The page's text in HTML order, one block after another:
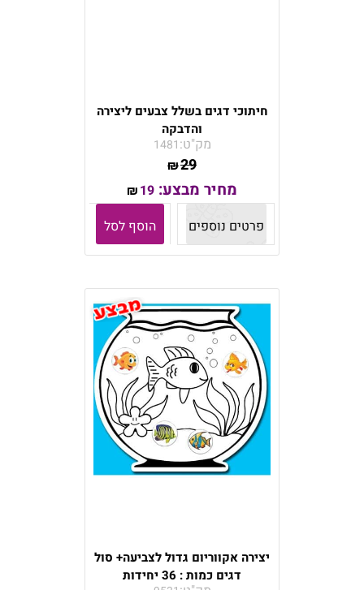
חיתוכי דגים בשלל צבעים ליצירה
והדבקה
מק"ט:1481
₪29
מחיר מבצע: ₪19
פרטים נוספים
הוסף לסל
יצירה אקווריום גדול לצביעה+ סול
דגים כמות : 36 יחידות